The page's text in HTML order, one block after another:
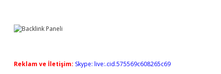
Reklam ve İletişim: Skype: live:.cid.575569c608265c69